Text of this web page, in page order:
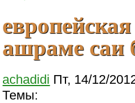
ашраме саи
achadidi Пт, 14/12/
Темы: